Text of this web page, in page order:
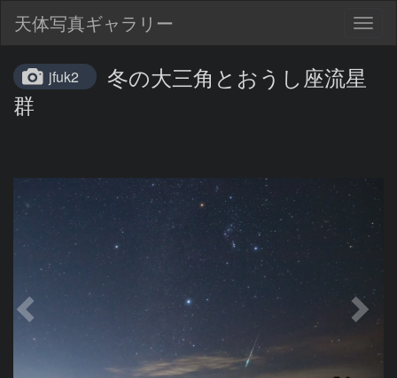
天体写真ギャラリー
jfuk2
冬の大三角とおうし座流星
群